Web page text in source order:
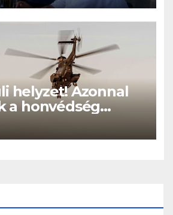
helyzet! Azonnal
a honvédség
óriási a baj
– Kiadták a